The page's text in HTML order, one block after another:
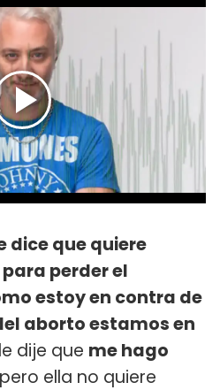
dice que quiere
perder el
estoy en contra de
aborto estamos en
dije que me hago
pero ella no quiere